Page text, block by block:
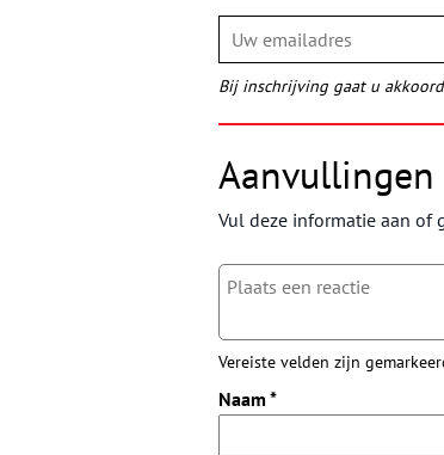
Bij inschrijving gaat u
Aanvullingen
Vul deze informatie aan of
Vereiste velden zijn
Naam *